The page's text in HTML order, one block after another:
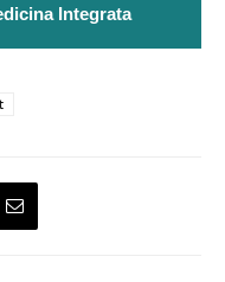
Integrata